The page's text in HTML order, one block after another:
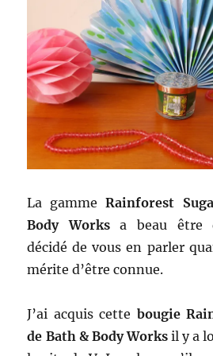
La gammeRainforest
Body Worksa beau être
décidé de vous en parler
mérite d’être connue.
J’ai acquis cette bougie
de Bath & Body Worksil y a